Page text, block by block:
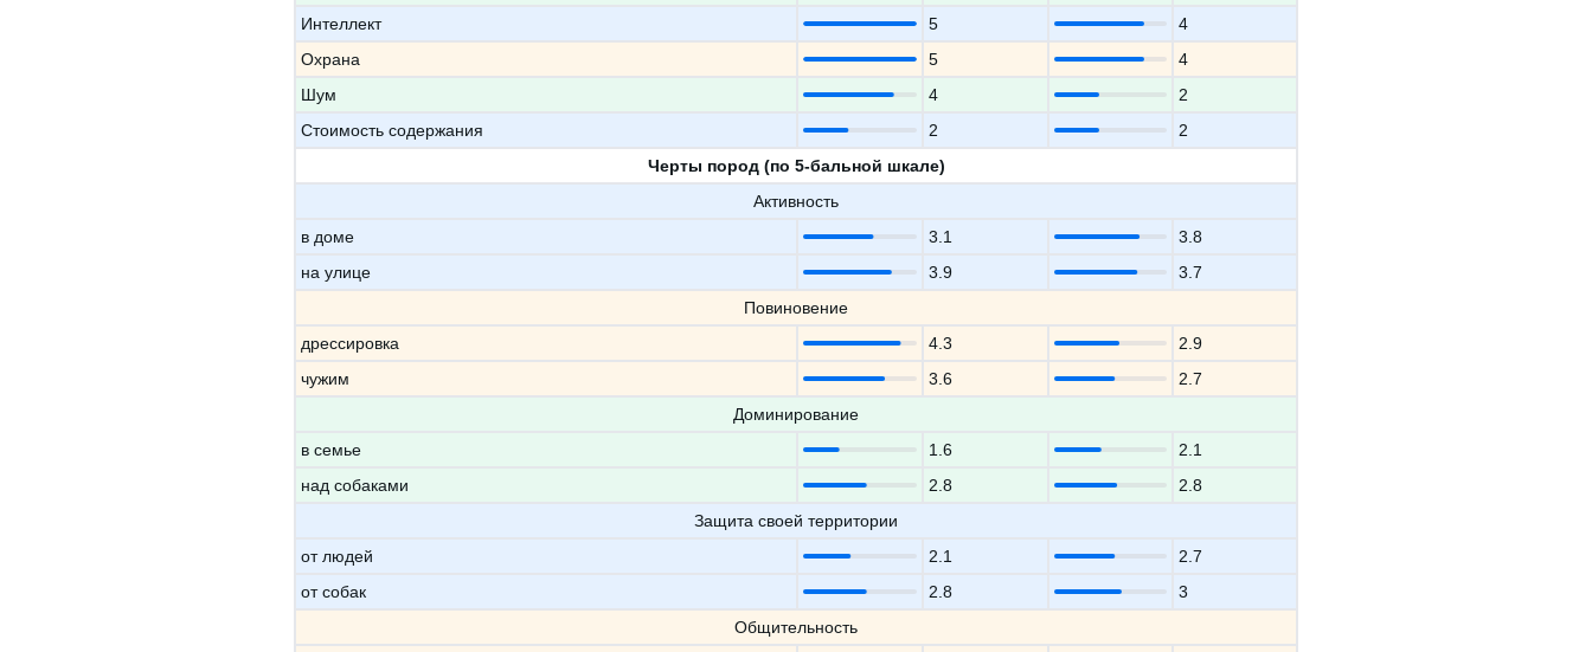
Интеллект
5
4
Охрана
5
4
Шум
4
2
Стоимость содержания
2
2
Черты пород (по 5-бальной шкале)
Активность
в доме
3.1
3.8
на улице
3.9
3.7
Повиновение
дрессировка
4.3
2.9
чужим
3.6
2.7
Доминирование
в семье
1.6
2.1
над собаками
2.8
2.8
Защита своей территории
от людей
2.1
2.7
от собак
2.8
3
Общительность